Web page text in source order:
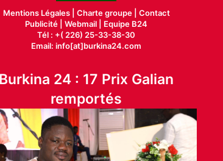
Mentions Légales | Charte groupe | Contact
Publicité |Webmail |
Equipe B24
Tél : +( 226) 25-33-38-30
Email: info[at]burkina24.com
Burkina 24 : 17 Prix Galian
remportés